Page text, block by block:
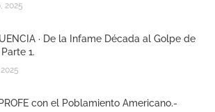
2025
· De la Infame Década al Golpe de
1.
con el Poblamiento Americano.-